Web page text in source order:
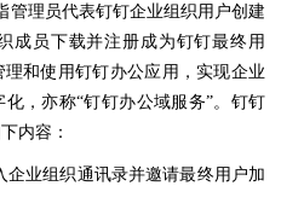
管理员代表钉钉企业组织用户创建
成员下载并注册成为钉钉最终用
和使用钉钉办公应用，实现企业
，亦称“钉钉办公域服务”。钉钉
内容：
业组织通讯录并邀请最终用户加